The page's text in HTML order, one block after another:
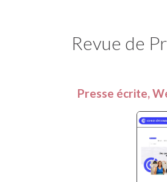
Revue de
Presse écrite,